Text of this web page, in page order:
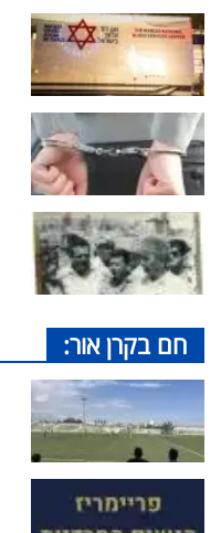
חם בקרן אור: